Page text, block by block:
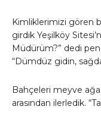
Kimliklerimizi gören
girdik Yeşilköy
Müdürüm?” dedi
“Dümdüz gidin,
Bahçeleri meyve
arasından ilerledik.